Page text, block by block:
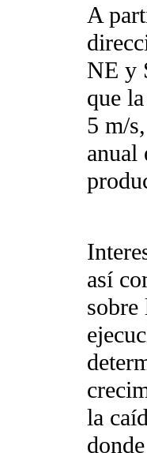
A
NE y
que
5 m/
anual
así
sobre
la